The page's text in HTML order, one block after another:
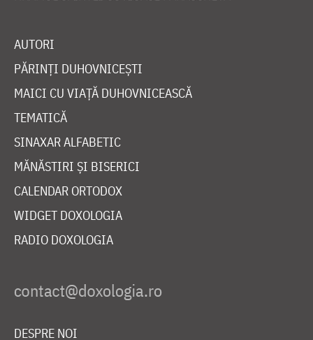
AUTORI
PĂRINȚI DUHOVNICEȘTI
MAICI CU VIAȚĂ DUHOVNICEASCĂ
TEMATICĂ
SINAXAR ALFABETIC
MĂNĂSTIRI ȘI BISERICI
CALENDAR ORTODOX
WIDGET DOXOLOGIA
RADIO DOXOLOGIA
DESPRE NOI